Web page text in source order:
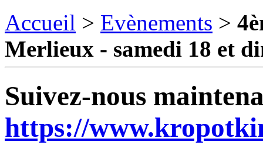
Accueil > Evènements >
Merlieux - samedi 18 et
Suivez-nous
https://